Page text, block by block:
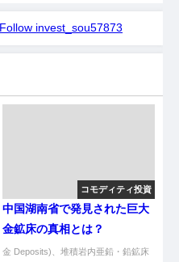
Follow invest_sou57873
コモディティ投資
中国湖南省で発見された巨大
金鉱床の真相とは？
金 Deposits)、堆積岩内亜鉛・鉛鉱床